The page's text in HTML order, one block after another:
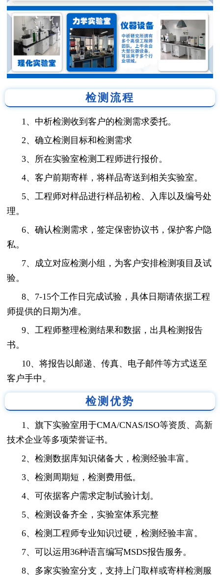
检测流程
1、中析检测收到客户的检测需求委托。
2、确立检测目标和检测需求
3、所在实验室检测工程师进行报价。
4、客户前期寄样，将样品寄送到相关实验室。
5、工程师对样品进行样品初检、入库以及编号处
理。
6、确认检测需求，签定保密协议书，保护客户隐
私。
7、成立对应检测小组，为客户安排检测项目及试
验。
8、7-15个工作日完成试验，具体日期请依据工程
师提供的日期为准。
9、工程师整理检测结果和数据，出具检测报告
书。
10、将报告以邮递、传真、电子邮件等方式送至
客户手中。
检测优势
1、旗下实验室用于CMA/CNAS/ISO等资质、高新
技术企业等多项荣誉证书。
2、检测数据库知识储备大，检测经验丰富。
3、检测周期短，检测费用低。
4、可依据客户需求定制试验计划。
5、检测设备齐全，实验室体系完整
6、检测工程师专业知识过硬，检测经验丰富。
7、可以运用36种语言编写MSDS报告服务。
8、多家实验室分支，支持上门取样或寄样检测服